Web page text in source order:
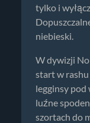
tylko i
niebieski.
W dywizji
start w rashu
legginsy pod
luźne
szortach do